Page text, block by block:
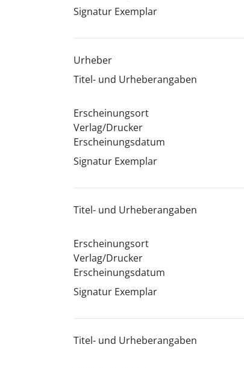
Signatur Exemplar
Urheber
Titel- und Urheberangaben
Erscheinungsort
Verlag/Drucker
Erscheinungsdatum
Signatur Exemplar
Titel- und Urheberangaben
Erscheinungsort
Verlag/Drucker
Erscheinungsdatum
Signatur Exemplar
Titel- und Urheberangaben